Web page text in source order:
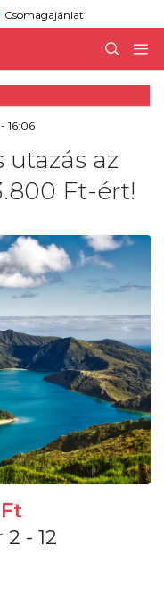
Csomagajánlat
16:06
az
Ft-ért!
Ft
- 12